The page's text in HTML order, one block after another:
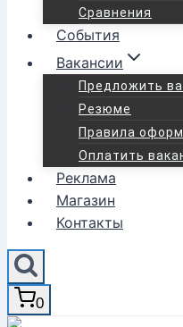
Сравнения
События
Вакансии
Предложить
Резюме
Правила
Оплатить
Реклама
Магазин
Контакты
0